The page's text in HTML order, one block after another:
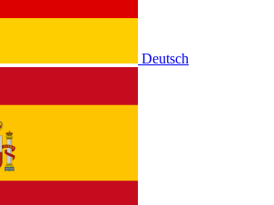
Deutsch